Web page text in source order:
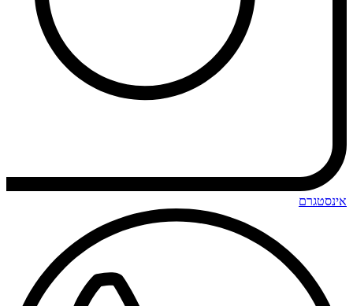
אינסטגרם